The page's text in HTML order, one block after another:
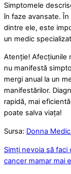
Simptomele
în faze avansate.
dintre ele, este
un medic
Atenție! Afecțiunile
nu manifestă
mergi anual la un
manifestărilor.
rapidă, mai
poate salva viața!
Sursa: Donna
Simți nevoia să faci
cancer mamar mai